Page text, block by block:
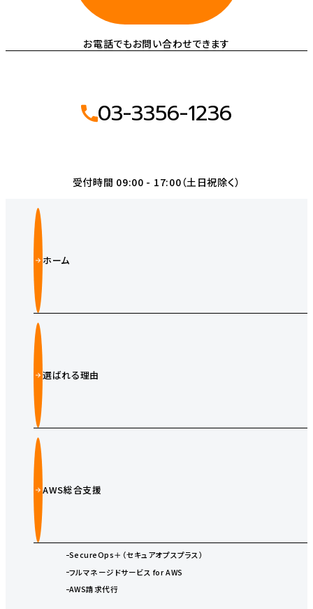
お電話でもお問い合わせできます
03-3356-1236
受付時間 09:00 - 17:00（土日祝除く）
ホーム
選ばれる理由
AWS総合支援
SecureOps＋（セキュアオプスプラス）
フルマネージドサービス for AWS
AWS請求代行